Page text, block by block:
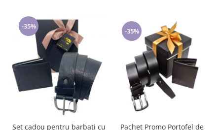
-35%
Set cadou pentru barbati cu
-35%
Pachet Promo Portofel de